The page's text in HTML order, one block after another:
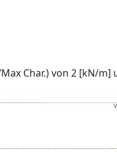
Char.) von 2 [kN/m]